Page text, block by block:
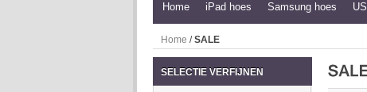
Home iPad hoes Samsung hoes
Home /SALE
SELECTIE VERFIJNEN